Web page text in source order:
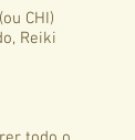
CHI)
Reiki